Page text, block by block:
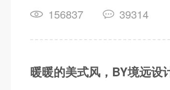
156837 39314
暖暖的美式风，BY境远设